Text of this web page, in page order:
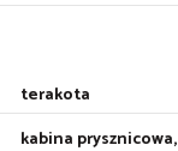
terakota
kabina prysznicowa,